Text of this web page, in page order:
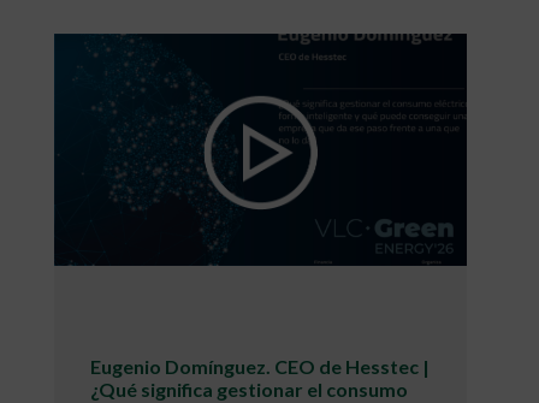
Eugenio Domínguez. CEO de Hesstec |
¿Qué significa gestionar el consumo